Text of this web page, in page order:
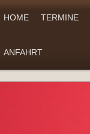
HOME TERMINE
ANFAHRT